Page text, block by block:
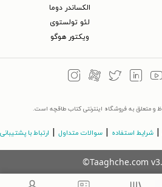
الکساندر دوما
لئو تولستوی
ویکتور هوگو
متعلق به فروشگاه اینترنتی کتاب طاقچه است.
| شرایط استفاده | سوالات متداول | ارتباط با پشتیبانی
©Taaghche.com v